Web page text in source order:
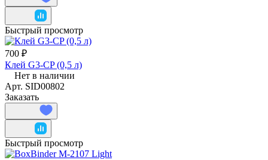
Быстрый просмотр
700 ₽
Клей G3-CP (0,5 л)
Нет в наличии
Арт. SID00802
Заказать
Быстрый просмотр